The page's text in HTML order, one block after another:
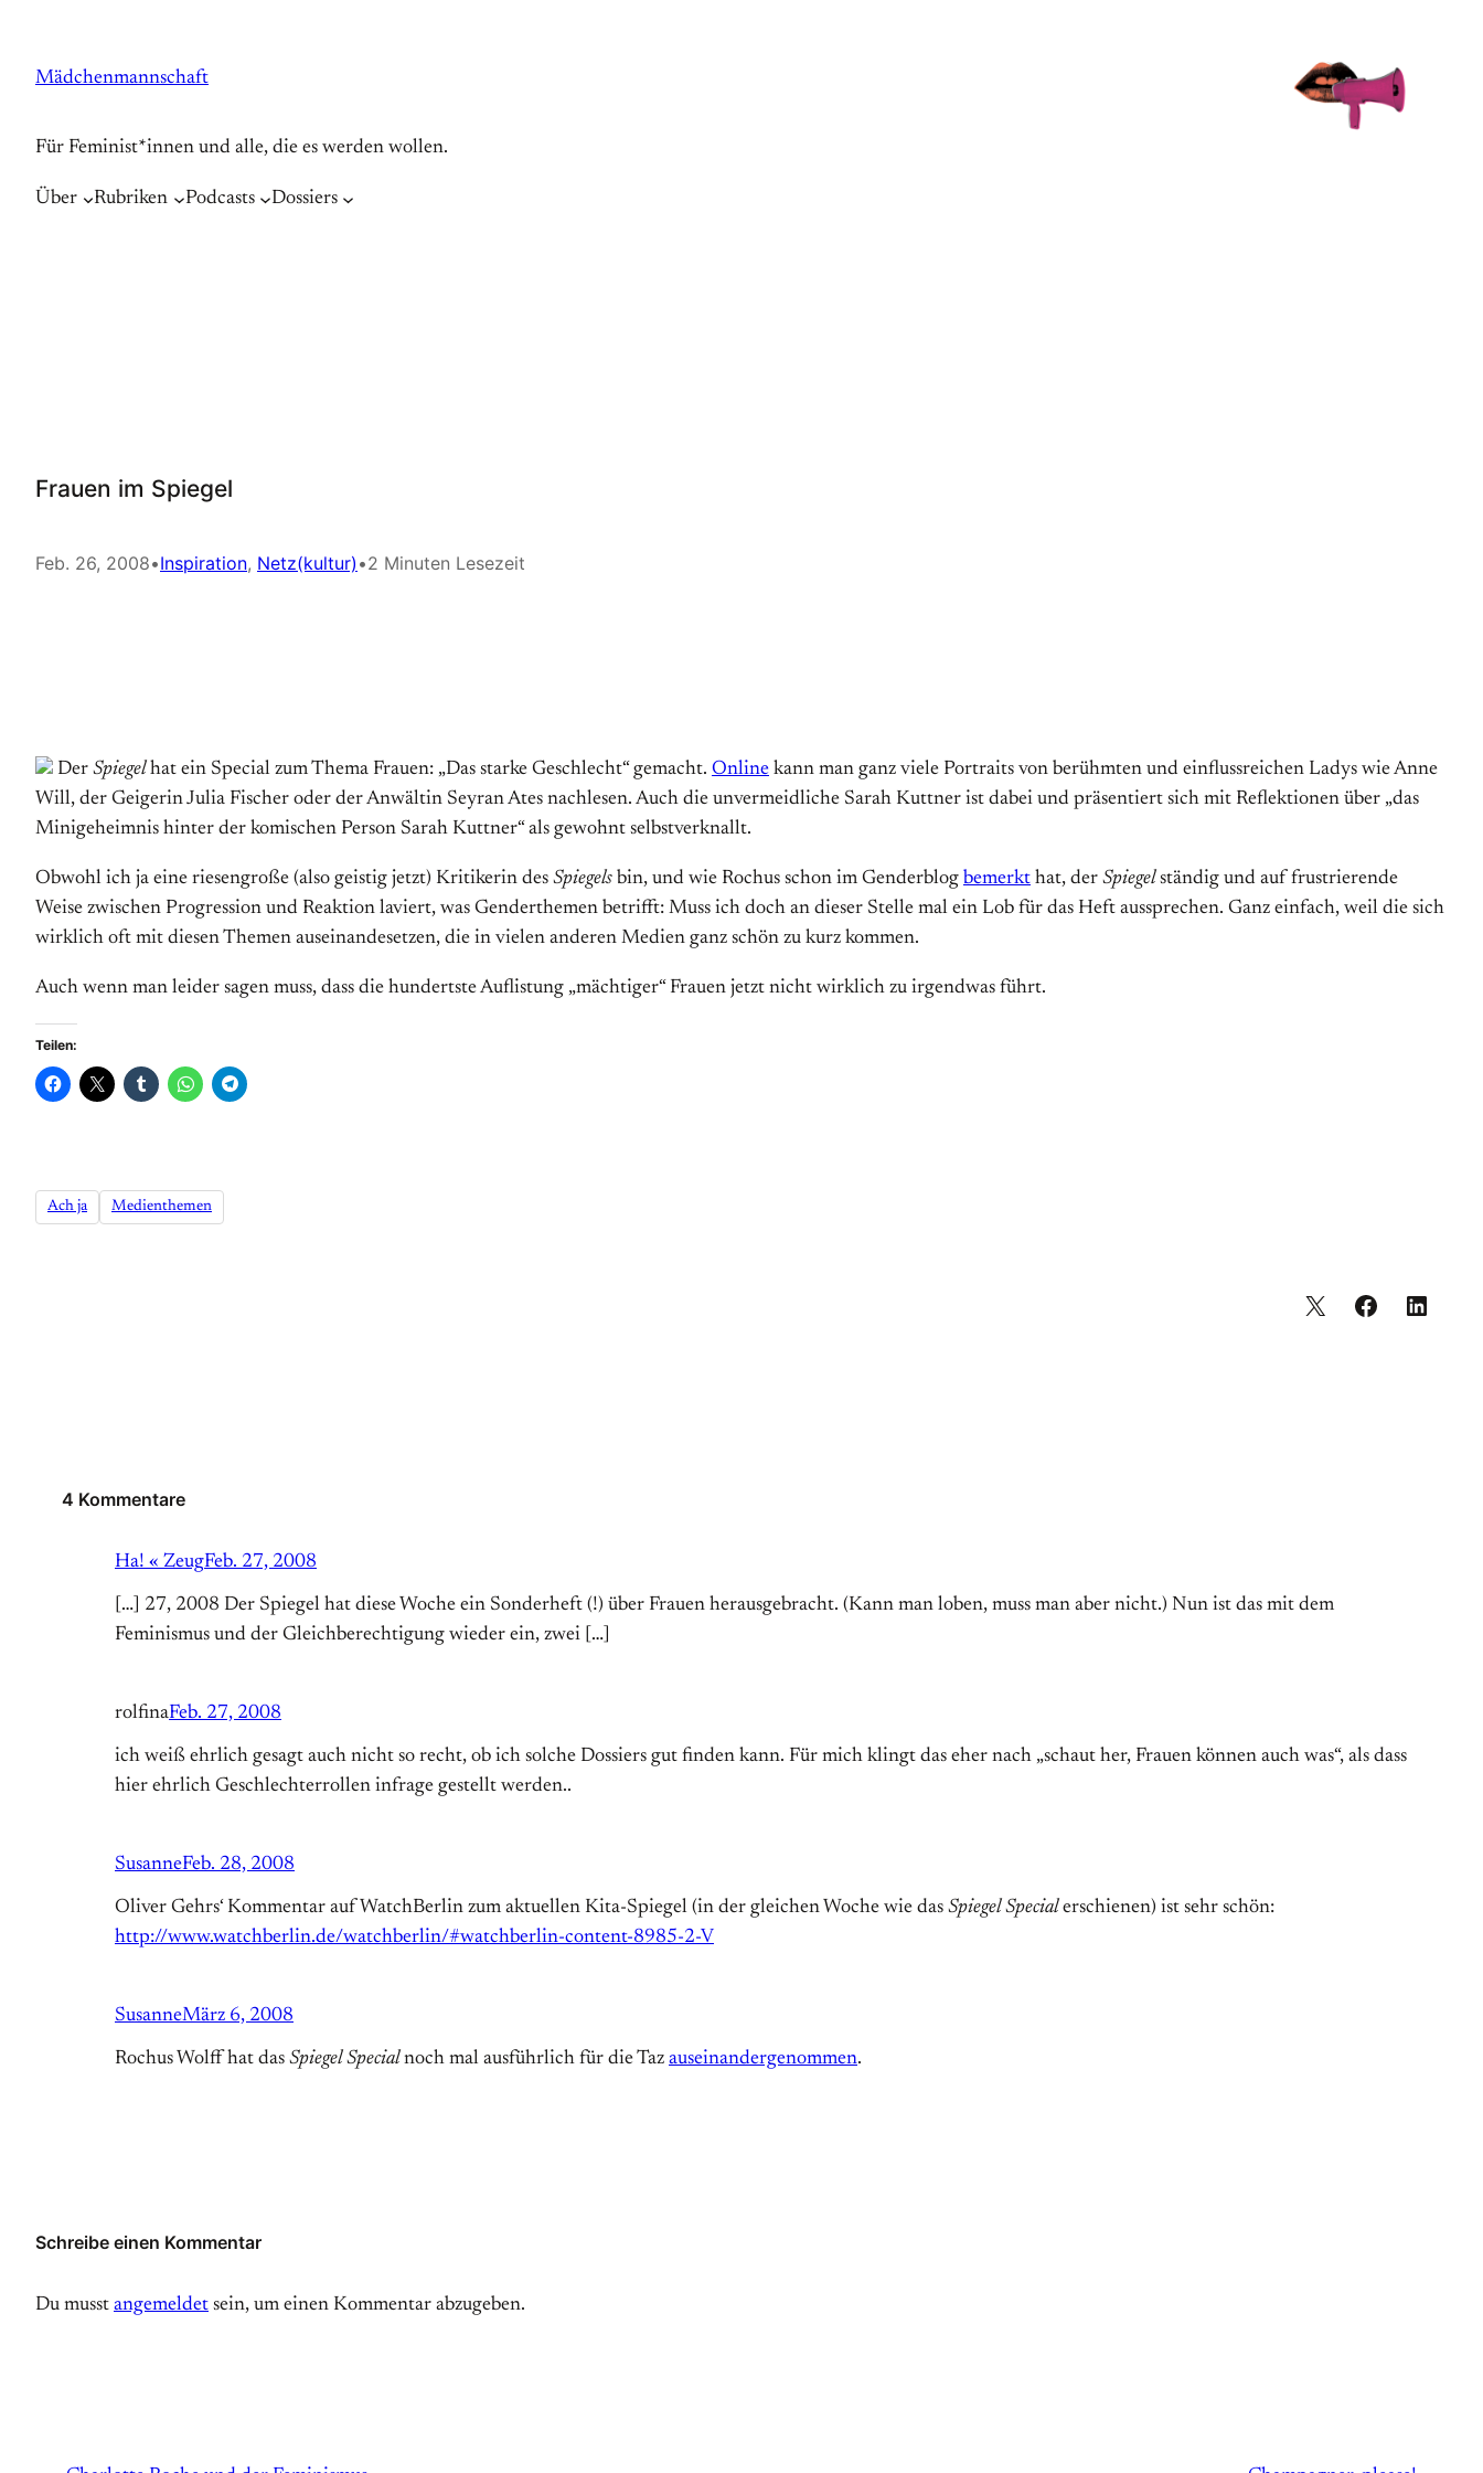
springen
Mädchenmannschaft
Für Feminist*innen und alle, die es werden wollen.
Über Rubriken Podcasts Dossiers
Frauen im Spiegel
Feb. 26, 2008•Inspiration, Netz(kultur) •2 Minuten Lesezeit
Der Spiegelhat ein Special zum Thema Frauen: „Das starke Geschlecht“ gemacht. Online kann man ganz viele Portraits von berühmten und einflussreichen Ladys wie Anne
Will, der Geigerin Julia Fischer oder der Anwältin Seyran Ates nachlesen. Auch die unvermeidliche Sarah Kuttner ist dabei und präsentiert sich mit Reflektionen über „das
Minigeheimnis hinter der komischen Person Sarah Kuttner“ als gewohnt selbstverknallt.
Obwohl ich ja eine riesengroße (also geistig jetzt) Kritikerin des Spiegels bin, und wie Rochus schon im Genderblog bemerkt hat, der Spiegelständig und auf frustrierende
Weise zwischen Progression und Reaktion laviert, was Genderthemen betrifft: Muss ich doch an dieser Stelle mal ein Lob für das Heft aussprechen. Ganz einfach, weil die sich
wirklich oft mit diesen Themen auseinandesetzen, die in vielen anderen Medien ganz schön zu kurz kommen.
Auch wenn man leider sagen muss, dass die hundertste Auflistung „mächtiger“ Frauen jetzt nicht wirklich zu irgendwas führt.
Teilen:
Ach ja Medienthemen
4 Kommentare
Ha! « ZeugFeb. 27, 2008
[…] 27, 2008 Der Spiegel hat diese Woche ein Sonderheft (!) über Frauen herausgebracht. (Kann man loben, muss man aber nicht.) Nun ist das mit dem
Feminismus und der Gleichberechtigung wieder ein, zwei […]
rolfinaFeb. 27, 2008
ich weiß ehrlich gesagt auch nicht so recht, ob ich solche Dossiers gut finden kann. Für mich klingt das eher nach „schaut her, Frauen können auch was“, als dass
hier ehrlich Geschlechterrollen infrage gestellt werden..
SusanneFeb. 28, 2008
Oliver Gehrs‘ Kommentar auf WatchBerlin zum aktuellen Kita-Spiegel (in der gleichen Woche wie das Spiegel Specialerschienen) ist sehr schön:
http://www.watchberlin.de/watchberlin/#watchberlin-content-8985-2-V
SusanneMärz 6, 2008
Rochus Wolff hat das Spiegel Specialnoch mal ausführlich für die Taz auseinandergenommen.
Schreibe einen Kommentar
Du musst angemeldet sein, um einen Kommentar abzugeben.